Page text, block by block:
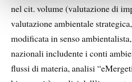
nel cit. volume (valutazione di
valutazione ambientale
modificata in senso
nazionali includente i conti
flussi di materia, analisi